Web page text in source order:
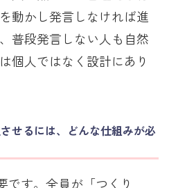
動かし発言しなければ進
普段発言しない人も自然
個人ではなく設計にあり
せるには、どんな仕組みが必
です。全員が「つくり